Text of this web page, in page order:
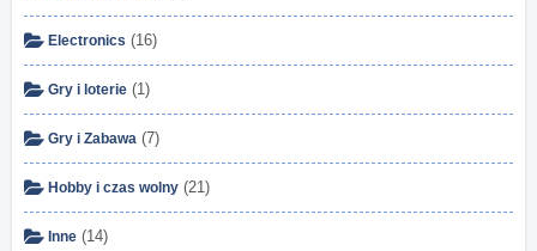
Electronics (16)
Gry i loterie (1)
Gry i Zabawa (7)
Hobby i czas wolny (21)
Inne (14)